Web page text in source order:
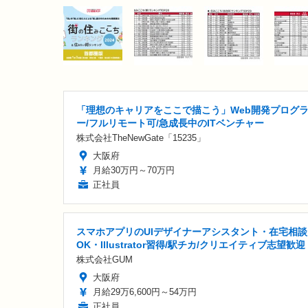
「理想のキャリアをここで描こう」Web開発プログ
ー/フルリモート可/急成長中のITベンチャー
株式会社TheNewGate「15235」
大阪府
月給30万円～70万円
正社員
スマホアプリのUIデザイナーアシスタント・在宅相談
OK・Illustrator習得/駅チカ/クリエイティブ志望歓迎
株式会社GUM
大阪府
月給29万6,600円～54万円